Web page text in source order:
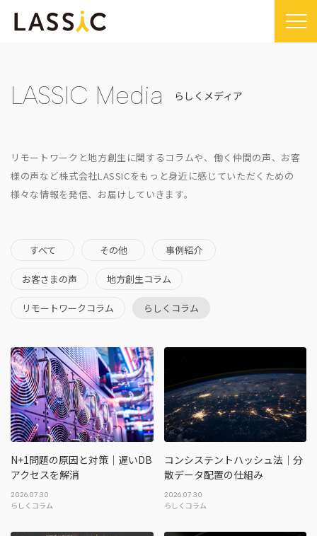
Company
代表メッセージ
拠点一覧
Remogu（リモグ）・リラシク
Remoguフリーランス
ITソリューション
Sustainability TOP
SDGsに対する取り組み
News
プレスリリース
ニュース
コーポレート・ガバナンス
ディスクロージャーポリシー
免責事項
リモートワークコラム
お客さまの声
社員の声
事例紹介
らしくコラム
テレリモ総研
LASSIC Media らしくメディア
リモートワークと地方創生に関するコラムや、働く仲間の声、お客
様の声など株式会社LASSICをもっと身近に感じていただくための
様々な情報を発信、お届けしていきます。
すべて その他 事例紹介
お客さまの声 地方創生コラム
リモートワークコラム らしくコラム
N+1問題の原因と対策｜遅いDB
アクセスを解消
2026.07.30
らしくコラム
コンシステントハッシュ法｜分
散データ配置の仕組み
2026.07.30
らしくコラム